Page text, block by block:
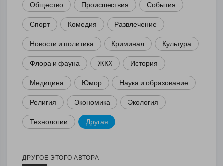
Общество Происшествия События
Спорт Комедия Развлечение
Новости и политика Криминал Культура
Флора и фауна ЖКХ История
Медицина Юмор Наука и образование
Религия Экономика Экология
Технологии Другая
ДРУГОЕ ЭТОГО АВТОРА